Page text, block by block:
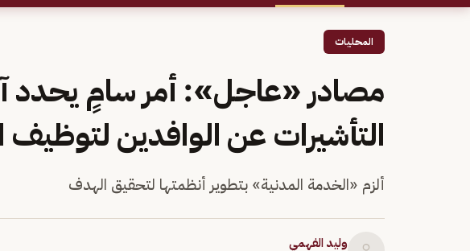
المحليات
مصادر «عاجل»: أمر سامٍ يحدد
التأشيرات عن الوافدين لتوظيف
ألزم «الخدمة المدنية» بتطوير أنظمتها لتحقيق الهدف
وليد الفهمي